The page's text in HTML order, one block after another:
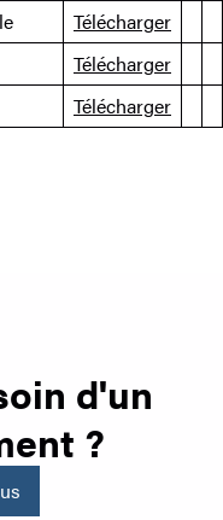
Télécharger
Télécharger
Télécharger
d'un
?